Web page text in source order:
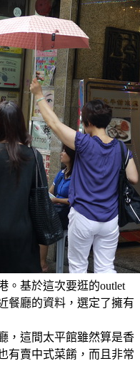
。基於這次要逛的outlet
餐廳的資料，選定了擁有
，這間太平館雖然算是香
有賣中式菜餚，而且非常